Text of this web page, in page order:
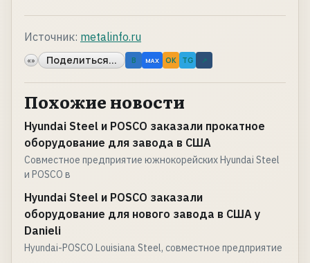
Источник: metalinfo.ru
«» Поделиться... B MAX OK TG ↗
Похожие новости
Hyundai Steel и POSCO заказали прокатное
оборудование для завода в США
Совместное предприятие южнокорейских Hyundai Steel
и POSCO в
Hyundai Steel и POSCO заказали
оборудование для нового завода в США у
Danieli
Hyundai-POSCO Louisiana Steel, совместное предприятие